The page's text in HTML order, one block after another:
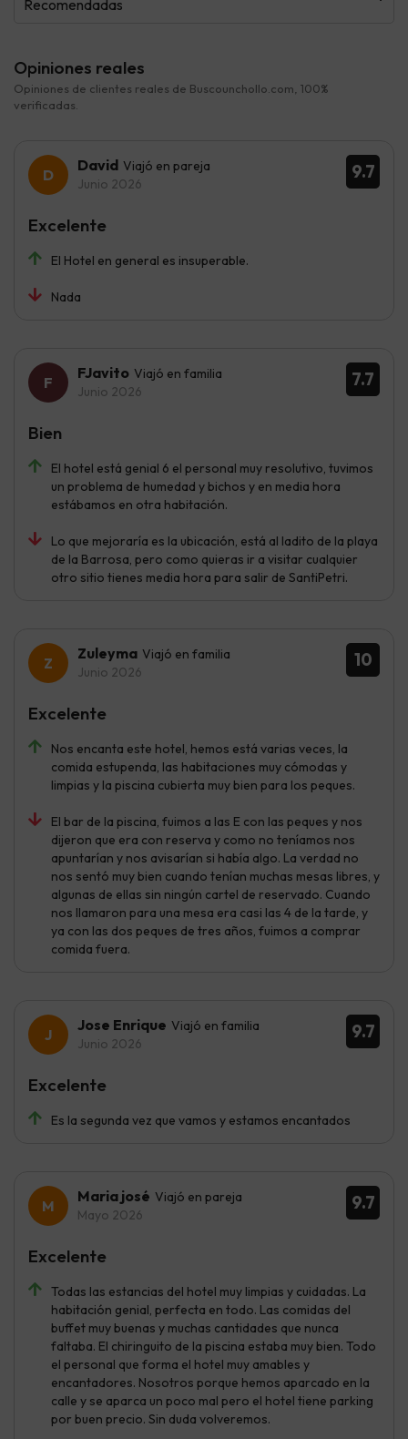
Recomendadas
Opiniones reales
Opiniones de clientes reales de Buscounchollo.com, 100%
verificadas.
9.7
David Viajó en pareja
Junio 2026
El Hotel en general es insuperable.
Nada
Excelente
7.7
FJavito Viajó en familia
Junio 2026
El hotel está genial 6 el personal muy resolutivo, tuvimos
un problema de humedad y bichos y en media hora
estábamos en otra habitación.
Lo que mejoraría es la ubicación, está al ladito de la playa
de la Barrosa, pero como quieras ir a visitar cualquier
otro sitio tienes media hora para salir de SantiPetri.
Bien
10
Zuleyma Viajó en familia
Junio 2026
Nos encanta este hotel, hemos está varias veces, la
comida estupenda, las habitaciones muy cómodas y
limpias y la piscina cubierta muy bien para los peques.
El bar de la piscina, fuimos a las E con las peques y nos
dijeron que era con reserva y como no teníamos nos
apuntarían y nos avisarían si había algo. La verdad no
nos sentó muy bien cuando tenían muchas mesas libres, y
algunas de ellas sin ningún cartel de reservado. Cuando
nos llamaron para una mesa era casi las 4 de la tarde, y
ya con las dos peques de tres años, fuimos a comprar
comida fuera.
Excelente
9.7
Jose Enrique Viajó en familia
Junio 2026
Es la segunda vez que vamos y estamos encantados
Excelente
9.7
Maria josé Viajó en pareja
Mayo 2026
Todas las estancias del hotel muy limpias y cuidadas. La
habitación genial, perfecta en todo. Las comidas del
buffet muy buenas y muchas cantidades que nunca
faltaba. El chiringuito de la piscina estaba muy bien. Todo
el personal que forma el hotel muy amables y
encantadores. Nosotros porque hemos aparcado en la
calle y se aparca un poco mal pero el hotel tiene parking
por buen precio. Sin duda volveremos.
Excelente